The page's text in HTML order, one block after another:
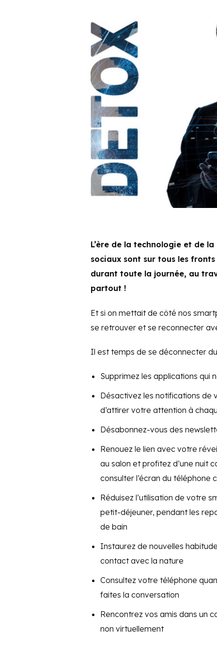
L’ère de la technologie et de
sociaux sont sur tous les
durant toute la journée, au
partout !
Et si on mettait de côté nos
se retrouver et se reconnecter
Il est temps de se déconnecter
Supprimez les applications qui
Désactivez les notifications de
d’attirer votre attention à
Désabonnez-vous des
Renouez le lien avec votre
au salon et profitez d’une nuit
consulter l’écran du téléphone
Réduisez l’utilisation de votre
petit-déjeuner, pendant les
de bain
Instaurez de nouvelles
contact avec la nature
Consultez votre téléphone
faites la conversation
Rencontrez vos amis dans un
non virtuellement